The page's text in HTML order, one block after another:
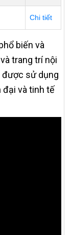
Chi tiết
biến và
trang trí nội
sử dụng
đại và tinh tế